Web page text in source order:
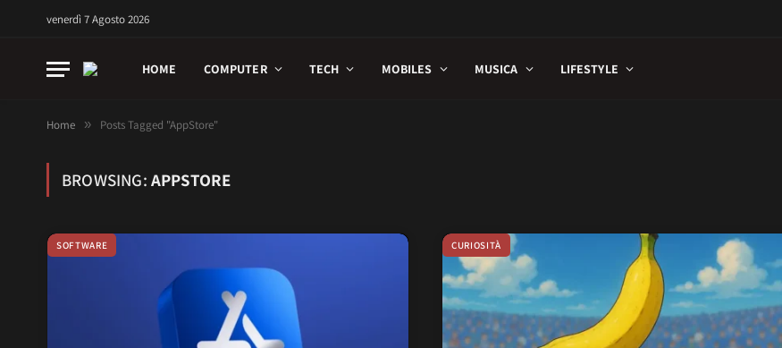
venerdì 7 Agosto 2026
HOME COMPUTER TECH MOBILES MUSICA LIFESTYLE
Home » Posts Tagged "AppStore"
BROWSING: APPSTORE
SOFTWARE CURIOSITÀ